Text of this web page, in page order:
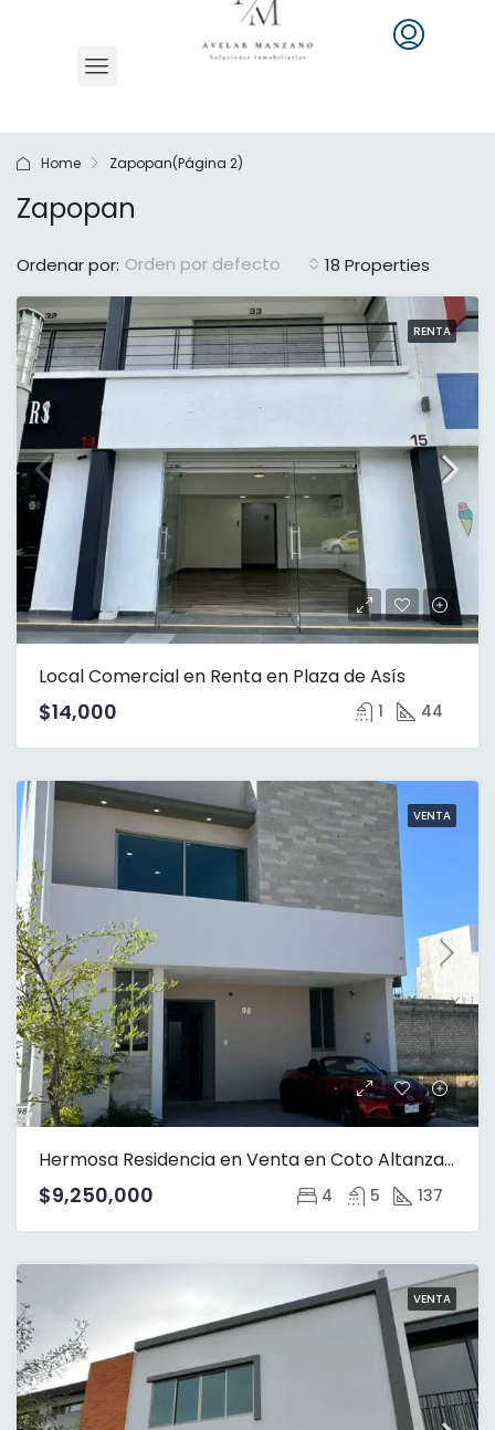
Home Zapopan(Página 2)
Zapopan
18 Properties
Ordenar por: Orden por defecto
RENTA
Local Comercial en Renta en Plaza de Asís
$14,000 1 44
VENTA
Hermosa Residencia en Venta en Coto Altanza en Fraccionamiento Solares
$9,250,000 4 5 137
VENTA